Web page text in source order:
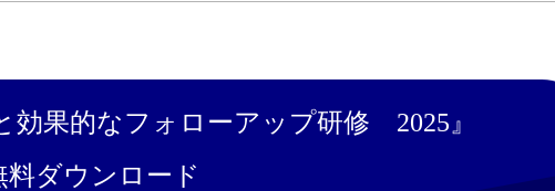
効果的なフォローアップ研修 2025』
料ダウンロード